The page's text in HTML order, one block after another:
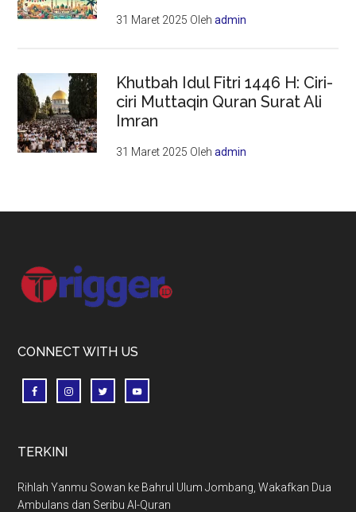
31 Maret 2025 Olehadmin
Khutbah Idul Fitri 1446 H: Ciri-
ciri Muttaqin Quran Surat Ali
Imran
31 Maret 2025 Olehadmin
Footer
CONNECT WITH US
TERKINI
Rihlah Yanmu Sowan ke Bahrul Ulum Jombang, Wakafkan Dua
Ambulans dan Seribu Al-Quran